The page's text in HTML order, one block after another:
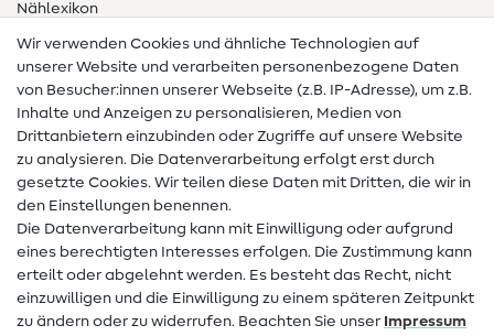
Nählexikon
Nähanleitungen
Hilfe & Kontakt
Kontakt
Infos zum Betreiberwechsel
Widerrufsrecht
Beliebt
Wir verwenden Cookies und ähnliche Technologien auf
unserer Website und verarbeiten personenbezogene Daten
von Besucher:innen unserer Webseite (z.B. IP-Adresse), um z.B.
Inhalte und Anzeigen zu personalisieren, Medien von
Drittanbietern einzubinden oder Zugriffe auf unsere Website
zu analysieren. Die Datenverarbeitung erfolgt erst durch
gesetzte Cookies. Wir teilen diese Daten mit Dritten, die wir in
den Einstellungen benennen.
Die Datenverarbeitung kann mit Einwilligung oder aufgrund
eines berechtigten Interesses erfolgen. Die Zustimmung kann
erteilt oder abgelehnt werden. Es besteht das Recht, nicht
einzuwilligen und die Einwilligung zu einem späteren Zeitpunkt
zu ändern oder zu widerrufen. Beachten Sie unser Impressum